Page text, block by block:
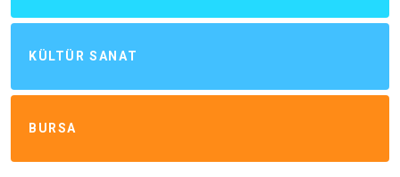
KÜLTÜR SANAT
BURSA